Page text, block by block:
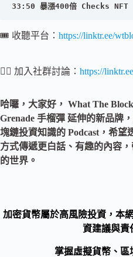
33:50 暴漲400倍 Checks NFT
🎟 收聽平台： https://linktr.ee/
💁‍♂️ 加入社群討論： https://
哈囉，大家好， What The
Grenade 手榴彈 延伸的新品牌
塊鏈投資知識的 Podcast，希望
方式傳遞更白話、有趣的內容
的世界。
加密貨幣屬於高風險投資，本
資建議與責
掌握虛擬貨幣、區